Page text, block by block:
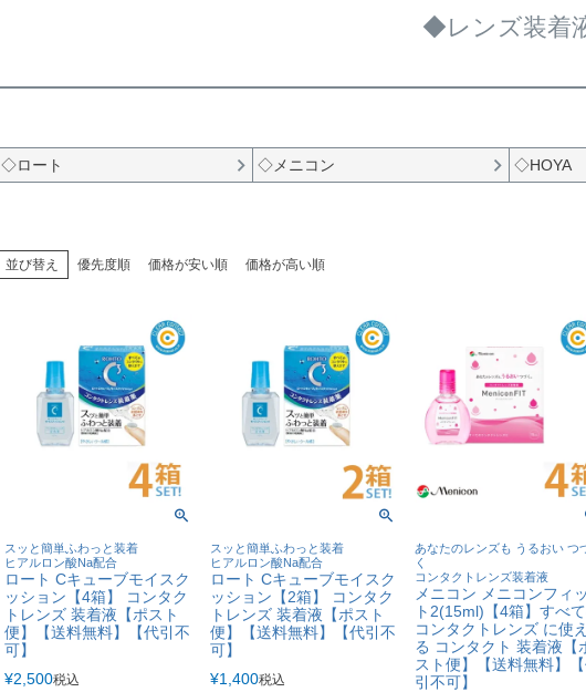
◆レンズ装着
◇ロート ◇メニコン ◇HOYA
並び替え 優先度順 価格が安い順 価格が高い順
スッと簡単ふわっと装着
ヒアルロン酸Na配合
ロート Cキューブモイスク
ッション【4箱】 コンタク
トレンズ 装着液【ポスト
便】【送料無料】【代引不
可】
¥2,500税込
スッと簡単ふわっと装着
ヒアルロン酸Na配合
ロート Cキューブモイスク
ッション【2箱】 コンタク
トレンズ 装着液【ポスト
便】【送料無料】【代引不
可】
¥1,400税込
あなたのレンズも うるおい つ
く
コンタクトレンズ装着液
メニコン メニコンフィッ
ト2(15ml)【4箱】すべ
コンタクトレンズ に使え
る コンタクト 装着液【
スト便】【送料無料】
引不可】